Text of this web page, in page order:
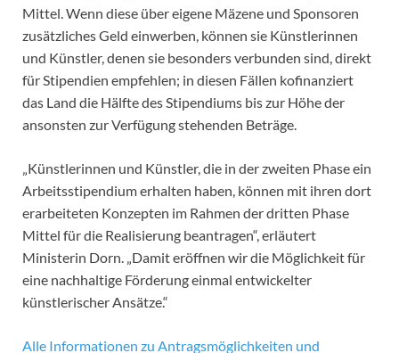
Mittel. Wenn diese über eigene Mäzene und Sponsoren
zusätzliches Geld einwerben, können sie Künstlerinnen
und Künstler, denen sie besonders verbunden sind, direkt
für Stipendien empfehlen; in diesen Fällen kofinanziert
das Land die Hälfte des Stipendiums bis zur Höhe der
ansonsten zur Verfügung stehenden Beträge.
„Künstlerinnen und Künstler, die in der zweiten Phase ein
Arbeitsstipendium erhalten haben, können mit ihren dort
erarbeiteten Konzepten im Rahmen der dritten Phase
Mittel für die Realisierung beantragen“, erläutert
Ministerin Dorn. „Damit eröffnen wir die Möglichkeit für
eine nachhaltige Förderung einmal entwickelter
künstlerischer Ansätze.“
Alle Informationen zu Antragsmöglichkeiten und